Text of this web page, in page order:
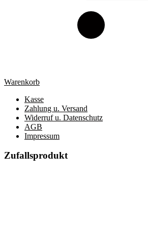
Warenkorb
Kasse
Zahlung u. Versand
Widerruf u. Datenschutz
AGB
Impressum
Zufallsprodukt